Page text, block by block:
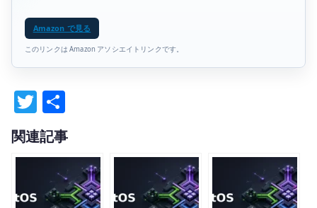
Amazon で見る
このリンクは Amazon アソシエイトリンクです。
T
w
it
te
r
有
関連記事